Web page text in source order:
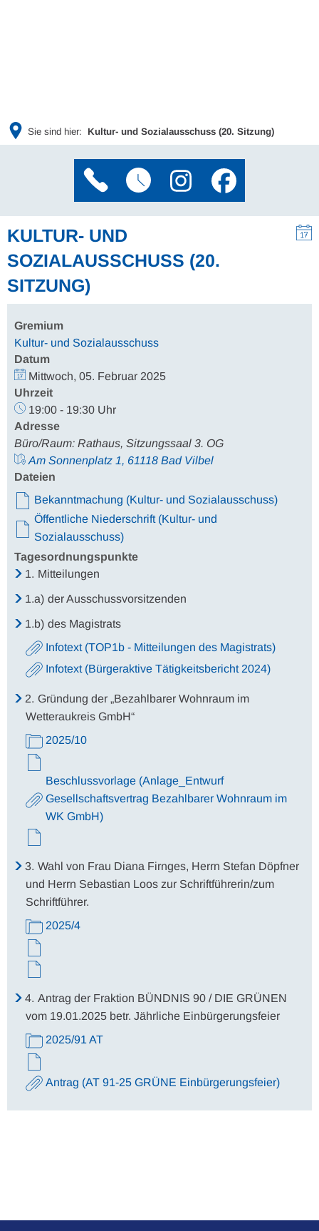
Sie sind hier: Kultur- und Sozialausschuss (20. Sitzung)
KULTUR- UND
SOZIALAUSSCHUSS (20.
SITZUNG)
Gremium
Kultur- und Sozialausschuss
Datum
Mittwoch, 05. Februar 2025
Uhrzeit
19:00 - 19:30 Uhr
Adresse
Büro/Raum: Rathaus, Sitzungssaal 3. OG
Am Sonnenplatz 1, 61118 Bad Vilbel
Dateien
Bekanntmachung (Kultur- und Sozialausschuss)
Öffentliche Niederschrift (Kultur- und
Sozialausschuss)
Tagesordnungspunkte
1. Mitteilungen
1.a) der Ausschussvorsitzenden
1.b) des Magistrats
Infotext (TOP1b - Mitteilungen des Magistrats)
Infotext (Bürgeraktive Tätigkeitsbericht 2024)
2. Gründung der „Bezahlbarer Wohnraum im
Wetteraukreis GmbH“
2025/10
Beschlussvorlage (Anlage_Entwurf
Gesellschaftsvertrag Bezahlbarer Wohnraum im
WK GmbH)
3. Wahl von Frau Diana Firnges, Herrn Stefan Döpfner
und Herrn Sebastian Loos zur Schriftführerin/zum
Schriftführer.
2025/4
4. Antrag der Fraktion BÜNDNIS 90 / DIE GRÜNEN
vom 19.01.2025 betr. Jährliche Einbürgerungsfeier
2025/91 AT
Antrag (AT 91-25 GRÜNE Einbürgerungsfeier)